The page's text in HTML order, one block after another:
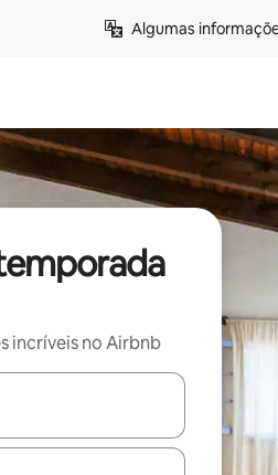
Algumas
incríveis no Airbnb
disponíveis, explore-os usando